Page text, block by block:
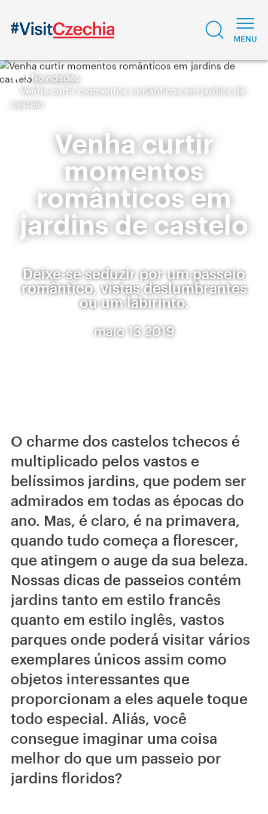
Novidades
Venha curtir momentos românticos em jardins de
castelo
Venha curtir
momentos
românticos em
jardins de castelo
Deixe-se seduzir por um passeio
romântico, vistas deslumbrantes
ou um labirinto.
maio 13 2019
O charme dos castelos tchecos é
multiplicado pelos vastos e
belíssimos jardins, que podem ser
admirados em todas as épocas do
ano. Mas, é claro, é na primavera,
quando tudo começa a florescer,
que atingem o auge da sua beleza.
Nossas dicas de passeios contém
jardins tanto em estilo francês
quanto em estilo inglês, vastos
parques onde poderá visitar vários
exemplares únicos assim como
objetos interessantes que
proporcionam a eles aquele toque
todo especial. Aliás, você
consegue imaginar uma coisa
melhor do que um passeio por
jardins floridos?